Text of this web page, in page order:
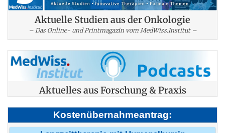
Aktuelle Studien aus der Onkologie
– Das Online- und Printmagazin vom MedWiss.Institut –
Aktuelles aus Forschung & Praxis
Kostenübernahmeantrag: